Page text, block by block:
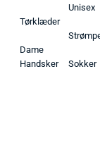
Tørklæder
Dame
Handsker
Unisex
Sokker